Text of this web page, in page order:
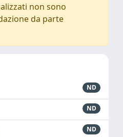
non sono
da parte
ND
ND
ND